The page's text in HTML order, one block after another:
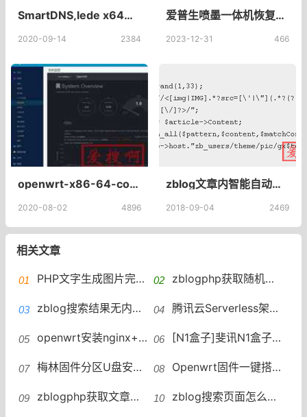
SmartDNS,lede x64软路由安装使用smartdns高性能本地DNS服务器
2020-09-14 2384
爱普生喷墨一体机恢复出厂设置方法
2023-12-31 466
openwrt-x86-64-combined-squashfs超低CPU占用稳定精简版OpenWrt固件下载
2020-08-02 4896
zblog文章内智能自动添加随机图片
2018-09-04 2469
相关文章
PHP文字生成图片完整源码分享 | 支持自动换行/居中/一键下载 zblogphp获取随机文章内容作为摘要代码，清除摘要代码去除空格
zblog搜索结果无内容使用百度站内搜索，zblog搜索页面调用搜索词zblog获取搜索词 腾讯云Serverless架构命令行部署Z-BlogPHP博客方法
openwrt安装nginx+php+mysql详细教程owncloud私有云的nginx配置文件 [N1盒子]斐讯N1盒子openwrt固件docker安装lnmp安装可道云解决可道云上传速度慢问题
梅林固件分区U盘安装entware环境部署ONMP——2、使用已经ONMP脚本部署PHP+MYSQL+NGINX环境 Openwrt固件一键搭建web php环境命令安装 Padavan、LEDE、梅林固件上安装Entware环境
zblogphp获取文章内容清除摘要代码网页代码去除空格并控制字数的方法 zblog搜索页面怎么调用搜索词？搜索词调用，zblog搜索结果引导到百度站内搜索